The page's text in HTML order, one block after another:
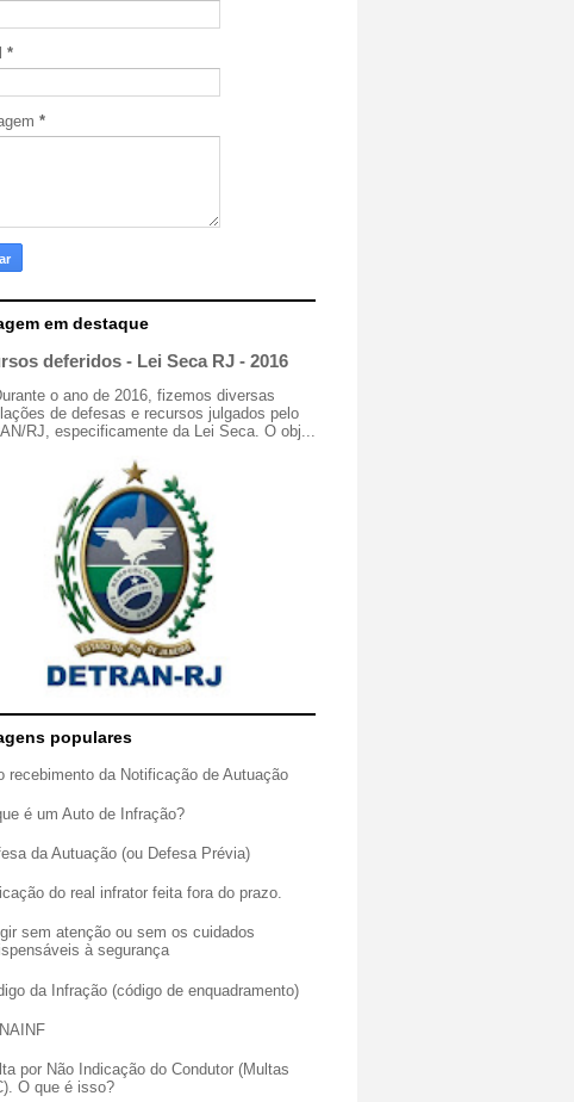
*
*
em destaque
deferidos - Lei Seca RJ - 2016
o ano de 2016, fizemos diversas
de defesas e recursos julgados pelo
RJ, especificamente da Lei Seca. O obj...
populares
recebimento da Notificação de Autuação
é um Auto de Infração?
da Autuação (ou Defesa Prévia)
do real infrator feita fora do prazo.
sem atenção ou sem os cuidados
à segurança
da Infração (código de enquadramento)
por Não Indicação do Condutor (Multas
O que é isso?